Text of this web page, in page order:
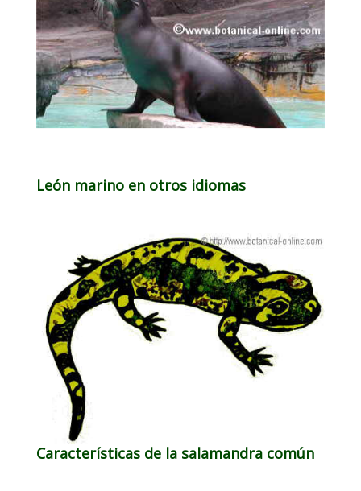
León marino en otros idiomas
Características de la salamandra común